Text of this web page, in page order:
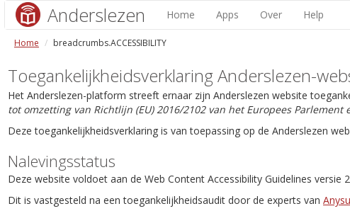
Anderslezen Home Apps Over Help
Home breadcrumbs.ACCESSIBILITY
Toegankelijkheidsverklaring Anderslezen-
Het Anderslezen-platform streeft ernaar zijn Anderslezen website
tot omzetting van Richtlijn (EU) 2016/2102 van het Europees Parlement
Deze toegankelijkheidsverklaring is van toepassing op de Anderslezen
Nalevingsstatus
Deze website voldoet aan de Web Content Accessibility Guidelines versie
Dit is vastgesteld na een toegankelijkheidsaudit door de experts van